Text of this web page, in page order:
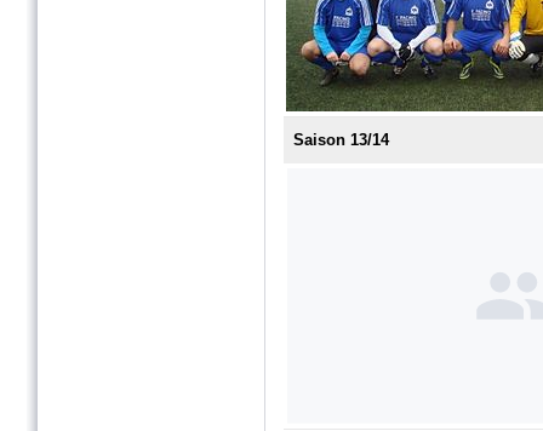
Saison 13/14